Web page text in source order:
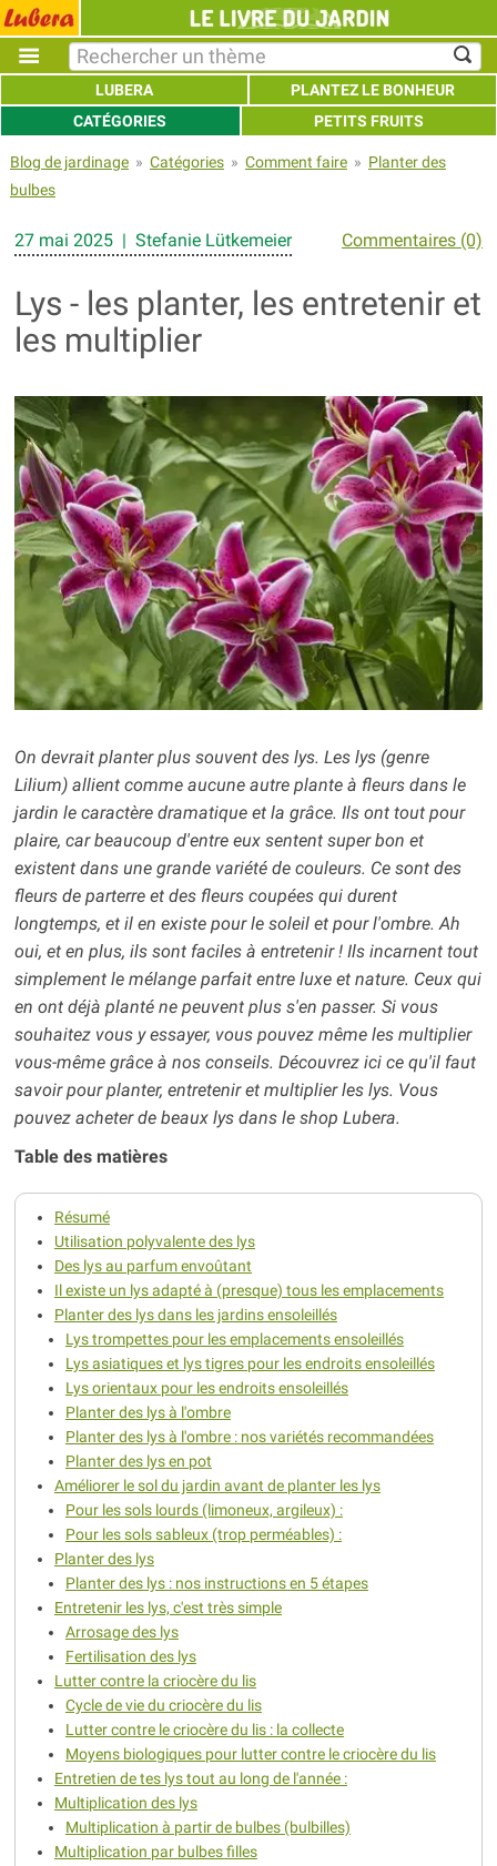
LUBERA
PLANTEZ LE BONHEUR
CATÉGORIES
PETITS FRUITS
Blog de jardinage» Catégories» Comment faire» Planter des
bulbes
27 mai 2025 | Stefanie Lütkemeier Commentaires (0)
Lys - les planter, les entretenir et
les multiplier
On devrait planter plus souvent des lys. Les lys (genre
Lilium) allient comme aucune autre plante à fleurs dans le
jardin le caractère dramatique et la grâce. Ils ont tout pour
plaire, car beaucoup d'entre eux sentent super bon et
existent dans une grande variété de couleurs. Ce sont des
fleurs de parterre et des fleurs coupées qui durent
longtemps, et il en existe pour le soleil et pour l'ombre. Ah
oui, et en plus, ils sont faciles à entretenir ! Ils incarnent tout
simplement le mélange parfait entre luxe et nature. Ceux qui
en ont déjà planté ne peuvent plus s'en passer. Si vous
souhaitez vous y essayer, vous pouvez même les multiplier
vous-même grâce à nos conseils. Découvrez ici ce qu'il faut
savoir pour planter, entretenir et multiplier les lys. Vous
pouvez acheter de beaux lysdans le shop Lubera.
Table des matières
Résumé
Utilisation polyvalente des lys
Des lys au parfum envoûtant
Il existe un lys adapté à (presque) tous les emplacements
Planter des lys dans les jardins ensoleillés
Lys trompettes pour les emplacements ensoleillés
Lys asiatiques et lys tigres pour les endroits ensoleillés
Lys orientaux pour les endroits ensoleillés
Planter des lys à l'ombre
Planter des lys à l'ombre : nos variétés recommandées
Planter des lys en pot
Améliorer le sol du jardin avant de planter les lys
Pour les sols lourds (limoneux, argileux) :
Pour les sols sableux (trop perméables) :
Planter des lys
Planter des lys : nos instructions en 5 étapes
Entretenir les lys, c'est très simple
Arrosage des lys
Fertilisation des lys
Lutter contre la criocère du lis
Cycle de vie du criocère du lis
Lutter contre le criocère du lis : la collecte
Moyens biologiques pour lutter contre le criocère du lis
Entretien de tes lys tout au long de l'année :
Multiplication des lys
Multiplication à partir de bulbes (bulbilles)
Multiplication par bulbes filles